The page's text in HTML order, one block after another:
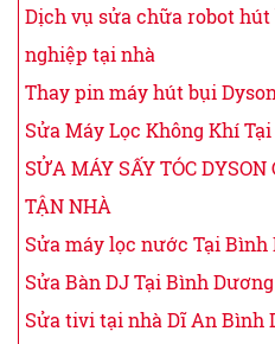
Dịch vụ sửa chữa robot
nghiệp tại nhà
Thay pin máy hút bụi
Sửa Máy Lọc Không Khí Tại
SỬA MÁY SẤY TÓC
TẬN NHÀ
Sửa máy lọc nước Tại Bình
Sửa Bàn DJ Tại Bình Dương
Sửa tivi tại nhà Dĩ An Bình